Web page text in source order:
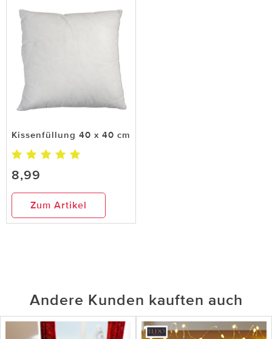
Kissenfüllung 40 x 40 cm
8,99
Zum Artikel
Andere Kunden kauften auch